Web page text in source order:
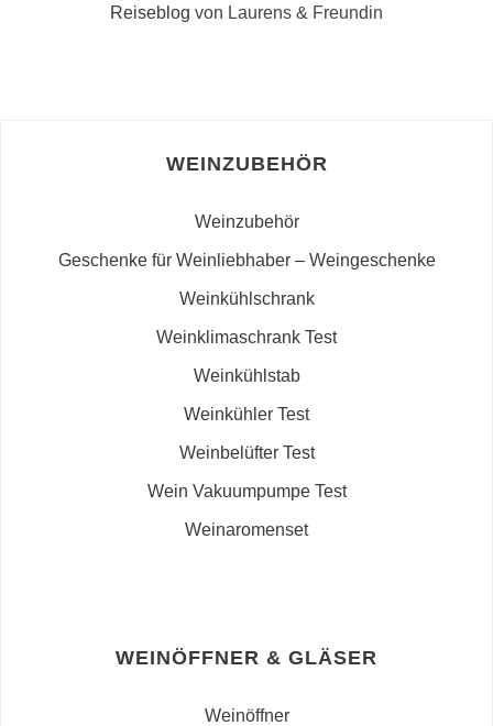
Reiseblog von Laurens & Freundin
WEINZUBEHÖR
Weinzubehör
Geschenke für Weinliebhaber – Weingeschenke
Weinkühlschrank
Weinklimaschrank Test
Weinkühlstab
Weinkühler Test
Weinbelüfter Test
Wein Vakuumpumpe Test
Weinaromenset
WEINÖFFNER & GLÄSER
Weinöffner